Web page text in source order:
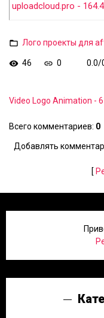
uploadcloud.pro -
Лого проекты для
46 0 0.0/
Video Logo Animation -
Всего комментариев: 0
Добавлять
[